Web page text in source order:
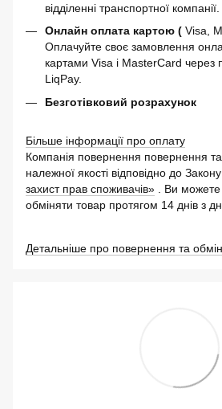
відділенні транспортної компанії.
Онлайн оплата картою ( Visa,
Оплачуйте своє замовлення
картами Visa і MasterCard через
LiqPay.
Безготівковий розрахунок
Більше інформації про оплату
Компанія повернення повернення та
належної якості відповідно до
захист прав споживачів» . Ви
обміняти товар протягом 14 днів з
Детальніше про повернення та обмін